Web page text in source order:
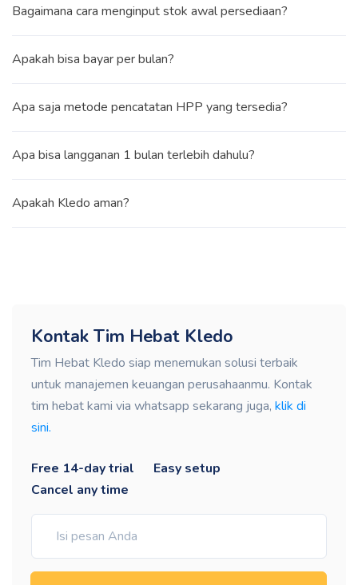
Bagaimana cara menginput stok awal persediaan?
Apakah bisa bayar per bulan?
Apa saja metode pencatatan HPP yang tersedia?
Apa bisa langganan 1 bulan terlebih dahulu?
Apakah Kledo aman?
Kontak Tim Hebat Kledo
Tim Hebat Kledo siap menemukan solusi terbaik
untuk manajemen keuangan perusahaanmu. Kontak
tim hebat kami via whatsapp sekarang juga, klik di
sini.
Free 14-day trial
Easy setup
Cancel any time